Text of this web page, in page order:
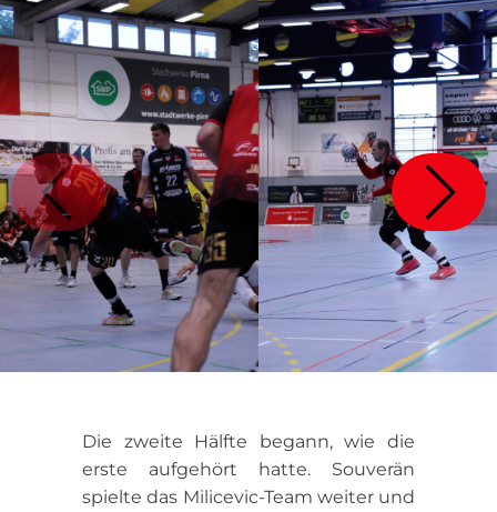
Die zweite Hälfte begann, wie die
erste aufgehört hatte. Souverän
spielte das Milicevic-Team weiter und